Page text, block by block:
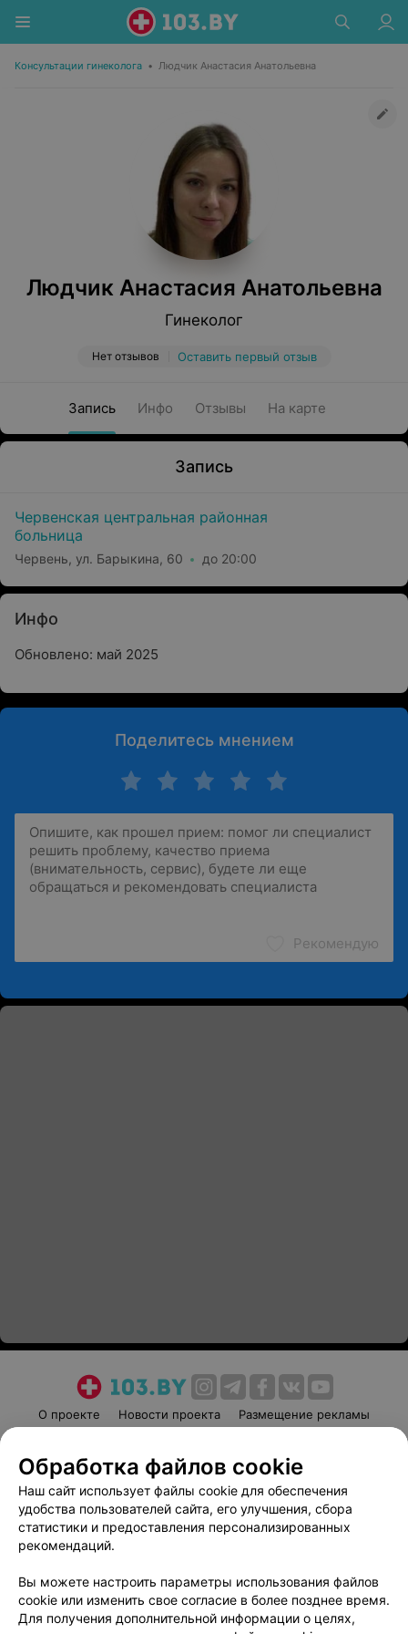
Консультации гинеколога • Людчик Анастасия Анатольевна
Людчик Анастасия Анатольевна
Гинеколог
Нет отзывов Оставить первый отзыв
Запись Инфо Отзывы На карте
Запись
Червенская центральная районная
больница
Червень, ул. Барыкина, 60 до 20:00
Инфо
Обновлено: май 2025
Поделитесь мнением
Рекомендую
О проекте Новости проекта
Размещение рекламы
Пользовательское соглашение
Способы оплаты
Вакансии
Партнеры
Написать руководителю 103.by
Обработка персональных данных
Обработка файлов cookie
Наш сайт использует файлы cookie для обеспечения
удобства пользователей сайта, его улучшения, сбора
статистики и предоставления персонализированных
рекомендаций.
Вы можете настроить параметры использования файлов
cookie или изменить свое согласие в более позднее время.
Для получения дополнительной информации о целях,